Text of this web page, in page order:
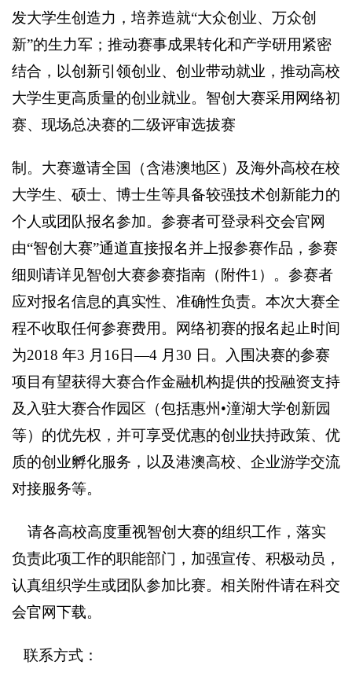
发大学生创造力，培养造就“大众创业、万众创
新”的生力军；推动赛事成果转化和产学研用紧密
结合，以创新引领创业、创业带动就业，推动高校
大学生更高质量的创业就业。智创大赛采用网络初
赛、现场总决赛的二级评审选拔赛
制。大赛邀请全国（含港澳地区）及海外高校在校
大学生、硕士、博士生等具备较强技术创新能力的
个人或团队报名参加。参赛者可登录科交会官网
由“智创大赛”通道直接报名并上报参赛作品，参赛
细则请详见智创大赛参赛指南（附件1）。参赛者
应对报名信息的真实性、准确性负责。本次大赛全
程不收取任何参赛费用。网络初赛的报名起止时间
为2018 年3 月16日—4 月30 日。入围决赛的参赛
项目有望获得大赛合作金融机构提供的投融资支持
及入驻大赛合作园区（包括惠州 •潼湖大学创新园
等）的优先权，并可享受优惠的创业扶持政策、优
质的创业孵化服务，以及港澳高校、企业游学交流
对接服务等。
请各高校高度重视智创大赛的组织工作，落实
负责此项工作的职能部门，加强宣传、积极动员，
认真组织学生或团队参加比赛。相关附件请在科交
会官网下载。
联系方式：